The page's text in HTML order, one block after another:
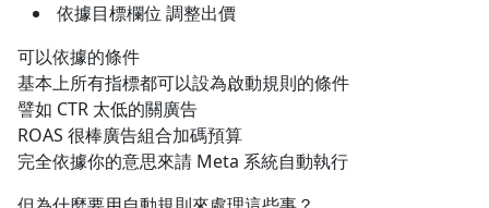
依據目標欄位 調整出價
可以依據的條件
基本上所有指標都可以設為啟動規則的條件
譬如 CTR 太低的關廣告
ROAS 很棒廣告組合加碼預算
完全依據你的意思來請 Meta 系統自動執行